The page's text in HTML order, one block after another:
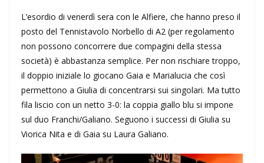
L’esordio di venerdì sera con le Alfiere, che hanno preso il
posto del Tennistavolo Norbello di A2 (per regolamento
non possono concorrere due compagini della stessa
società) è abbastanza semplice. Per non rischiare troppo,
il doppio iniziale lo giocano Gaia e Marialucia che così
permettono a Giulia di concentrarsi sui singolari. Ma tutto
fila liscio con un netto 3-0: la coppia giallo blu si impone
sul duo Franchi/Galiano. Seguono i successi di Giulia su
Viorica Nita e di Gaia su Laura Galiano.